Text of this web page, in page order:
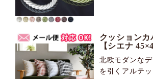
クッションカ
【シエナ
北欧モダンな
を引くアルテ